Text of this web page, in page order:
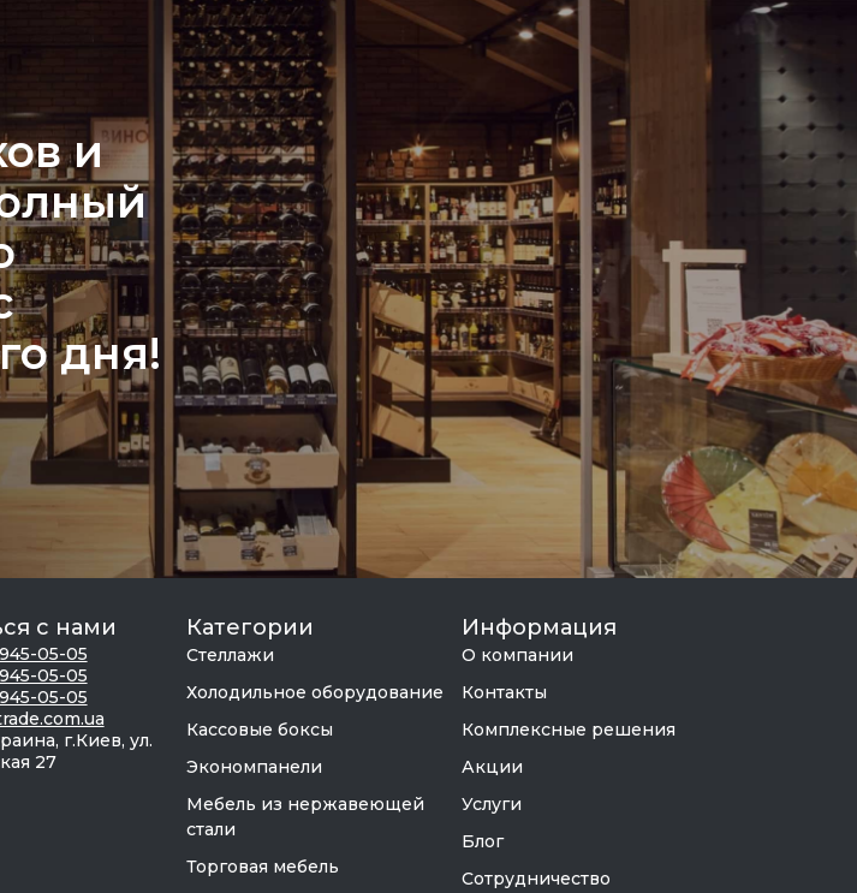
и
дня!
с нами
05-05
05-05
05-05
г.Киев, ул.
27
Категории
Стеллажи
Холодильное оборудование
Кассовые боксы
Экономпанели
Мебель из нержавеющей
стали
Торговая мебель
Информация
О компании
Контакты
Комплексные решения
Акции
Услуги
Блог
Сотрудничество